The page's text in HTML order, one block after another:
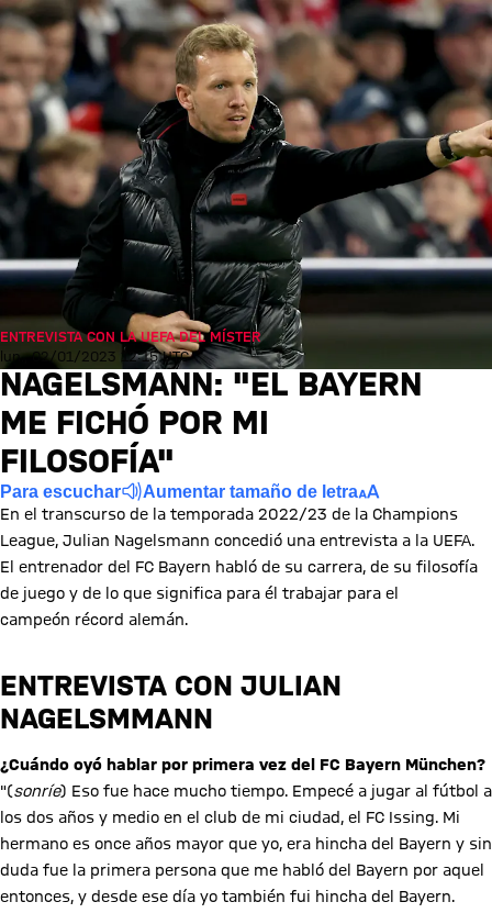
ENTREVISTA CON LA UEFA DEL MÍSTER
lun., 02/01/2023 12:15 UTC
NAGELSMANN: "EL BAYERN
ME FICHÓ POR MI
FILOSOFÍA"
Para escuchar Aumentar tamaño de letra
En el transcurso de la temporada 2022/23 de la Champions
League, Julian Nagelsmann concedió una entrevista a la UEFA.
El entrenador del FC Bayern habló de su carrera, de su filosofía
de juego y de lo que significa para él trabajar para el
campeón récord alemán.
ENTREVISTA CON JULIAN
NAGELSMMANN
¿Cuándo oyó hablar por primera vez del FC Bayern München?
"(sonríe) Eso fue hace mucho tiempo. Empecé a jugar al fútbol a
los dos años y medio en el club de mi ciudad, el FC Issing. Mi
hermano es once años mayor que yo, era hincha del Bayern y sin
duda fue la primera persona que me habló del Bayern por aquel
entonces, y desde ese día yo también fui hincha del Bayern.